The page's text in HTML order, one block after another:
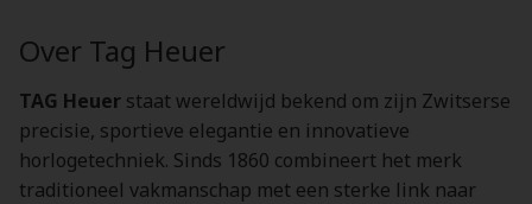
Over Tag Heuer
TAG Heuer staat wereldwijd bekend om zijn Zwitserse
precisie, sportieve elegantie en innovatieve
horlogetechniek. Sinds 1860 combineert het merk
traditioneel vakmanschap met een sterke link naar